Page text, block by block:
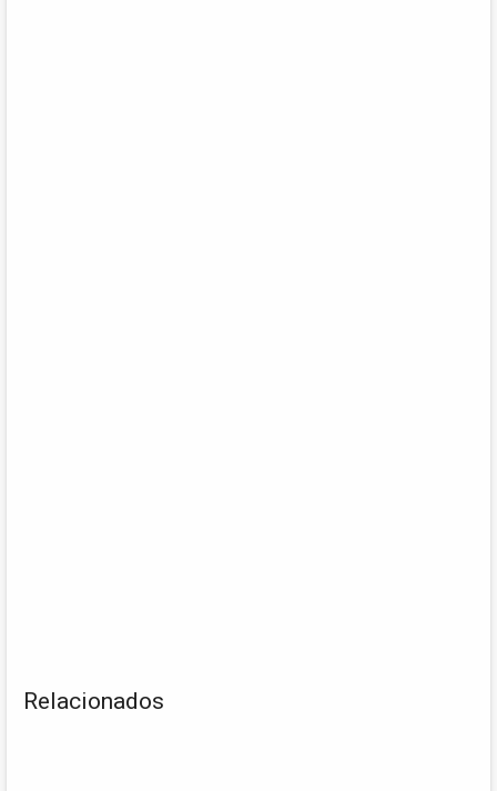
Relacionados